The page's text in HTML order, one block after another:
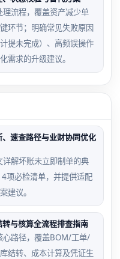
流程，覆盖资产减少单
环节；明确常见失败原因
提未完成）、高频误操作
需求的升级建议。
速查路径与业财协同优化
解坏账未立即制单的典
项必检清单，并提供适配
建议。
与核算全流程排查指南
心路径，覆盖BOM/工单/
结转、成本计算及凭证生